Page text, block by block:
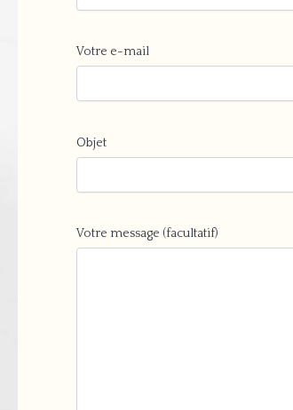
Votre e-mail
Objet
Votre message (facultatif)